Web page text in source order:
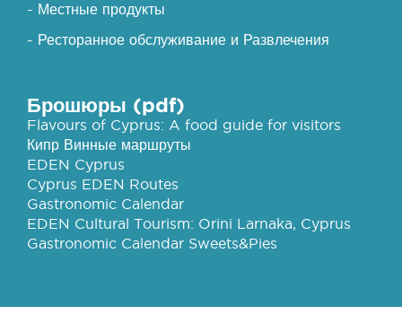
- Местные продукты
- Ресторанное обслуживание и Развлечения
Брошюры (pdf)
Flavours of Cyprus: A food guide for visitors
Кипр Винные маршруты
EDEN Cyprus
Cyprus EDEN Routes
Gastronomic Calendar
EDEN Cultural Tourism: Orini Larnaka, Cyprus
Gastronomic Calendar Sweets&Pies